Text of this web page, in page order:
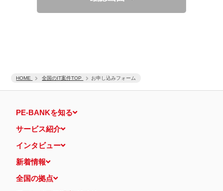
HOME 全国のIT案件TOP お申し込みフォーム
照合して広告効果を測定
個人情報の第三者提供について
的の通知・開示・内容の訂正・追加または削除・利用の停止・消去
認定個人情報保護団体の名称および、苦情の解決の申出先
一般社団法人日本個人情報管理協会（JAPiCO）
相談・苦情受付窓口
ル泉岳寺前
本人が容易に認識できない方法による個人情報の取得
当ウェブサイトでは、広告配信事業者が提供するプログラムを利用
PE-BANKを知る
サービス紹介
インタビュー
新着情報
全国の拠点